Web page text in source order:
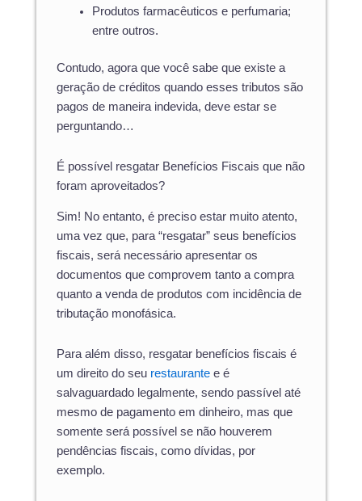
Produtos farmacêuticos e perfumaria;
entre outros.
Contudo, agora que você sabe que existe a
geração de créditos quando esses tributos são
pagos de maneira indevida, deve estar se
perguntando…
É possível resgatar Benefícios Fiscais que não
foram aproveitados?
Sim! No entanto, é preciso estar muito atento,
uma vez que, para “resgatar” seus benefícios
fiscais, será necessário apresentar os
documentos que comprovem tanto a compra
quanto a venda de produtos com incidência de
tributação monofásica.
Para além disso, resgatar benefícios fiscais é
um direito do seu restaurante e é
salvaguardado legalmente, sendo passível até
mesmo de pagamento em dinheiro, mas que
somente será possível se não houverem
pendências fiscais, como dívidas, por
exemplo.